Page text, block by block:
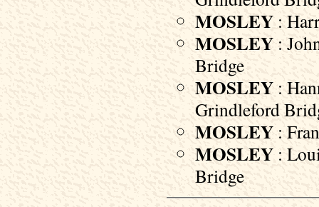
MOSLEY :
MOSLEY :
Bridge
MOSLEY :
Grindleford
MOSLEY :
MOSLEY :
Bridge